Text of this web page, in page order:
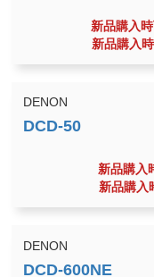
新品購入
新品購入
DENON
新品購入
新品購入
DENON